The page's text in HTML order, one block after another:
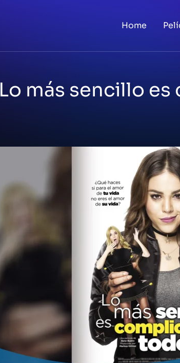
Home
Lo más sencillo